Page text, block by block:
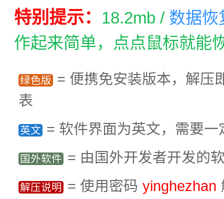
特别提示： 18.2mb / 数据恢
作起来简单，点点鼠标就能
绿色版
= 便携免安装版本，解压
表
英文 = 软件界面为英文，需要一
国外软件 = 由国外开发者开发的
解压说明 = 使用密码 yinghezhan